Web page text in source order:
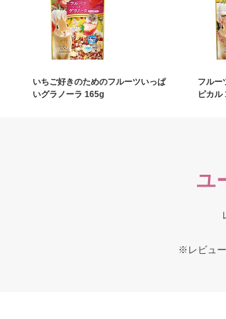
いちご好きのためのフルーツいっぱ
いグラノーラ 165g
フルー
ピカル
ユ
※レビュ